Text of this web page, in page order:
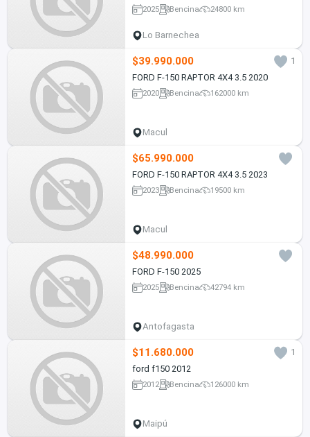
2025 Bencina 24800 km
Lo Barnechea
$39.990.000
1
FORD F-150 RAPTOR 4X4 3.5 2020
2020 Bencina 162000 km
Macul
$65.990.000
FORD F-150 RAPTOR 4X4 3.5 2023
2023 Bencina 19500 km
Macul
$48.990.000
FORD F-150 2025
2025 Bencina 42794 km
Antofagasta
$11.680.000
1
ford f150 2012
2012 Bencina 126000 km
Maipú